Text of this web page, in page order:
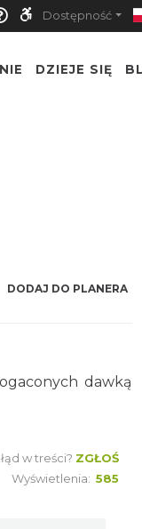
Dostępność
DZIEJE SIĘ
DODAJ DO PLANERA
dawką
w treści? ZGŁOŚ
Wyświetlenia: 585